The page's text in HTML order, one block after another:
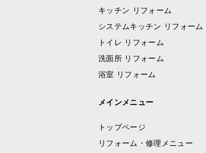
キッチン リフォーム
システムキッチン リフォーム
トイレ リフォーム
洗面所 リフォーム
浴室 リフォーム
メインメニュー
トップページ
リフォーム・修理メニュー